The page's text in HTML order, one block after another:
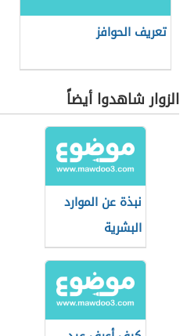
تعريف الحوافز
الزوار شاهدوا أيضاً
نبذة عن الموارد
البشرية